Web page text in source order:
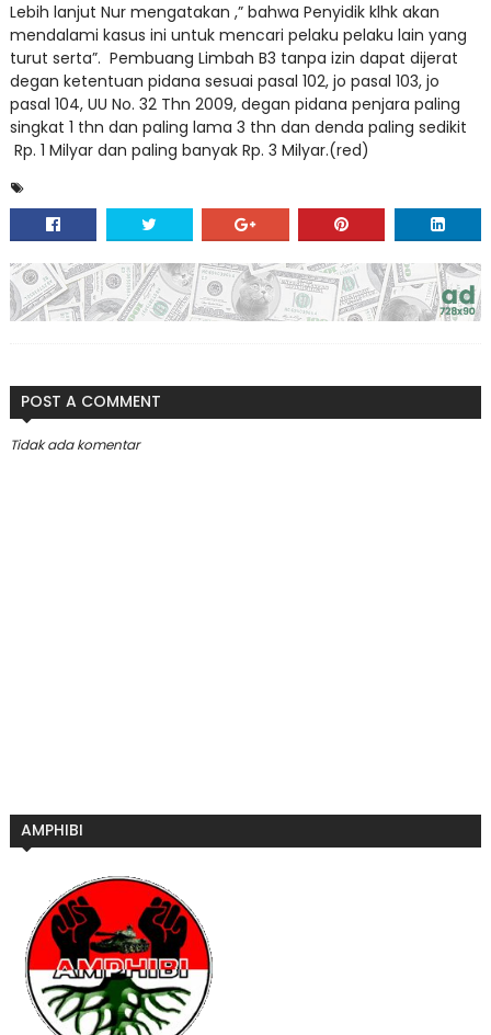
Lebih lanjut Nur mengatakan ,” bahwa Penyidik klhk akan
mendalami kasus ini untuk mencari pelaku pelaku lain yang
turut serta”. Pembuang Limbah B3 tanpa izin dapat dijerat
degan ketentuan pidana sesuai pasal 102, jo pasal 103, jo
pasal 104, UU No. 32 Thn 2009, degan pidana penjara paling
singkat 1 thn dan paling lama 3 thn dan denda paling sedikit
Rp. 1 Milyar dan paling banyak Rp. 3 Milyar.(red)
POST A COMMENT
Tidak ada komentar
AMPHIBI